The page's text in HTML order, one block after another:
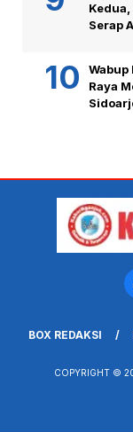
Serap
Wabup
Raya
BOX REDAKSI
COPYRIGHT ©